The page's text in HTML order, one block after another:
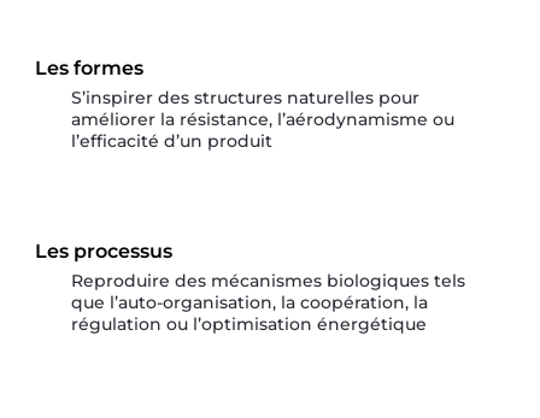
Les formes
S’inspirer des structures naturelles pour
améliorer la résistance, l’aérodynamisme ou
l’efficacité d’un produit
Les processus
Reproduire des mécanismes biologiques tels
que l’auto-organisation, la coopération, la
régulation ou l’optimisation énergétique